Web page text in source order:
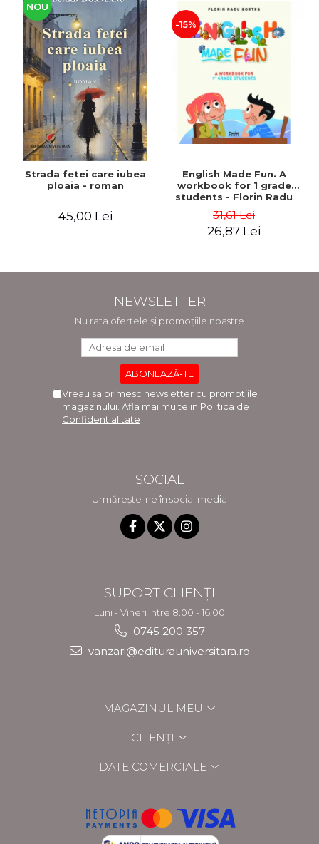
NOU
Strada fetei care iubea
ploaia - roman
45,00 Lei
-15%
English Made Fun. A
workbook for 1 grade
students - Florin Radu
31,61 Lei
26,87 Lei
NEWSLETTER
Nu rata ofertele și promoțiile noastre
Vreau sa primesc newsletter cu promotiile
magazinului. Afla mai multe in Politica de
Confidentialitate
SOCIAL
Urmărește-ne în social media
SUPORT CLIENȚI
Luni - Vineri intre 8.00 - 16.00
0745 200 357
vanzari@editurauniversitara.ro
MAGAZINUL MEU
CLIENȚI
DATE COMERCIALE